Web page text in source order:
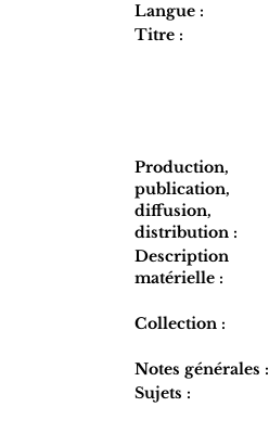
Langue :
Titre :
Production,
publication,
diffusion,
distribution :
Description
matérielle :
Collection :
Notes générales :
Sujets :